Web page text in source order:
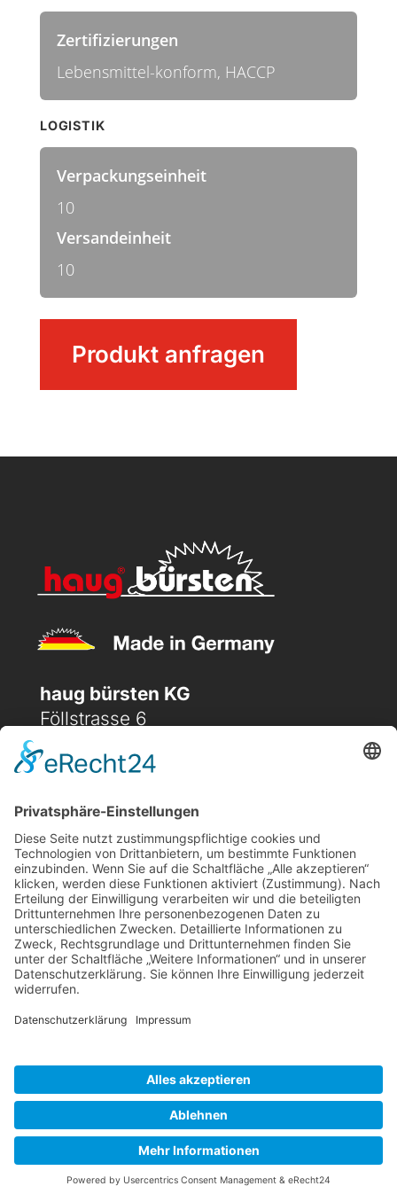
MengeProdukt anfragen
Zertifizierungen
Lebensmittel-konform, HACCP
LOGISTIK
Verpackungseinheit
10
Versandeinheit
10
haug bürsten KG
Föllstrasse 6
D-86343 Königsbrunn
 (+49) 08231 / 96 30 96
 office@haugbuersten.de
Weitere Seiten
Hygienesortiment
Haushaltssortiment
Ansprechpartner
Jobs
haug® bürsten KG • 2026 |Impressum
Datenschutz
| AGB | Vertrag widerrufen